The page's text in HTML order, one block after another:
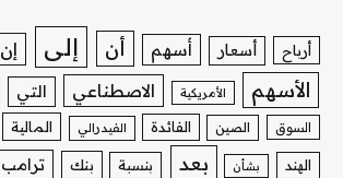
أرباح أسعار أسهم أن إلى إن
الأسهم الأمريكية الاصطناعي التي
السوق الصين الفائدة الفيدرالي المالية
الهند بشأن بعد بنسبة بنك ترامب